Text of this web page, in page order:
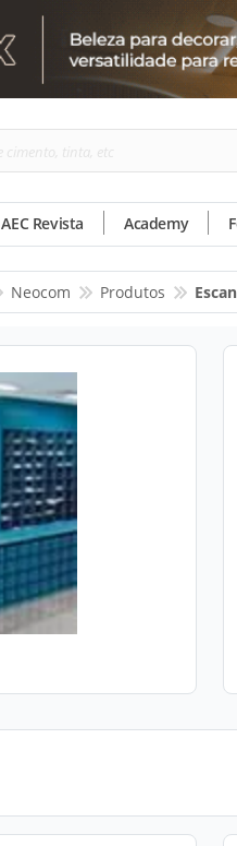
AEC Revista Academy
Neocom Produtos